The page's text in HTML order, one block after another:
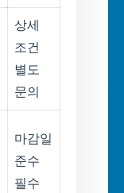
상세
조건
별도
문의
마감일
준수
필수